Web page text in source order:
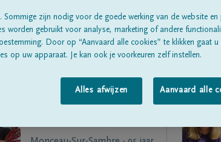
Sommige zijn nodig voor de goede werking van de website en
worden gebruikt voor analyse, marketing of andere
Door op “Aanvaard alle cookies” te klikken gaat u
op uw apparaat. Je kan ook je voorkeuren zelf instellen.
Alles afwijzen Aanvaard alle